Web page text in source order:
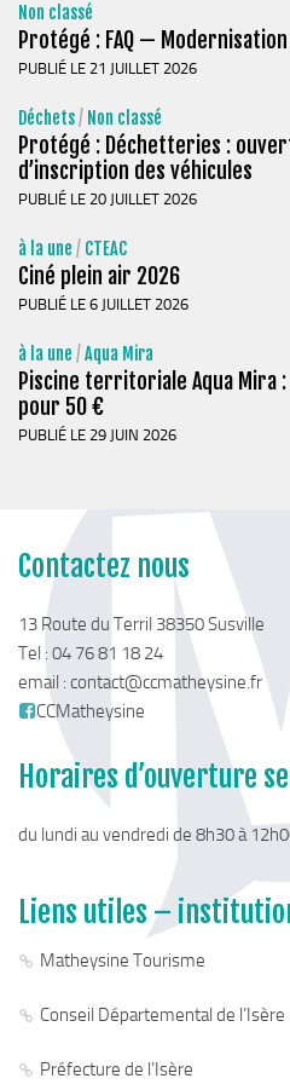
Reconquête de terrains
Aménagement du territoire
Urbanisme ADS
Plan Local d’Urbanisme
Architecte conseil
Bornes pour Véhicules
Aménagements touristiques
Taxe de séjour & Tourisme
La taxe de séjour
Matheysine Tourisme
Enfance & Cohésion Sociale
Relais Petite Enfance
Grandir en Matheysine
Balades faciles et aires de
Jeunes En Matheysine
Cohésion Sociale
Non classé
Protégé : FAQ —
PUBLIÉ LE 21 JUILLET 2026
Déchets/ Non classé
Protégé : Déchetteries :
d’inscription des véhicules
PUBLIÉ LE 20 JUILLET 2026
à la une / CTEAC
Ciné plein air 2026
PUBLIÉ LE 6 JUILLET 2026
à la une /Aqua Mira
Piscine territoriale Aqua Mira
pour 50 €
PUBLIÉ LE 29 JUIN 2026
Contactez nous
13 Route du Terril 38350 Susville
Tel : 04 76 81 18 24
email : contact@ccmatheysine.fr
CCMatheysine
Horaires d’ouverture
du lundi au vendredi de 8h30 à
Liens utiles –
Matheysine Tourisme
Conseil Départemental de l’Isère
Préfecture de l’Isère